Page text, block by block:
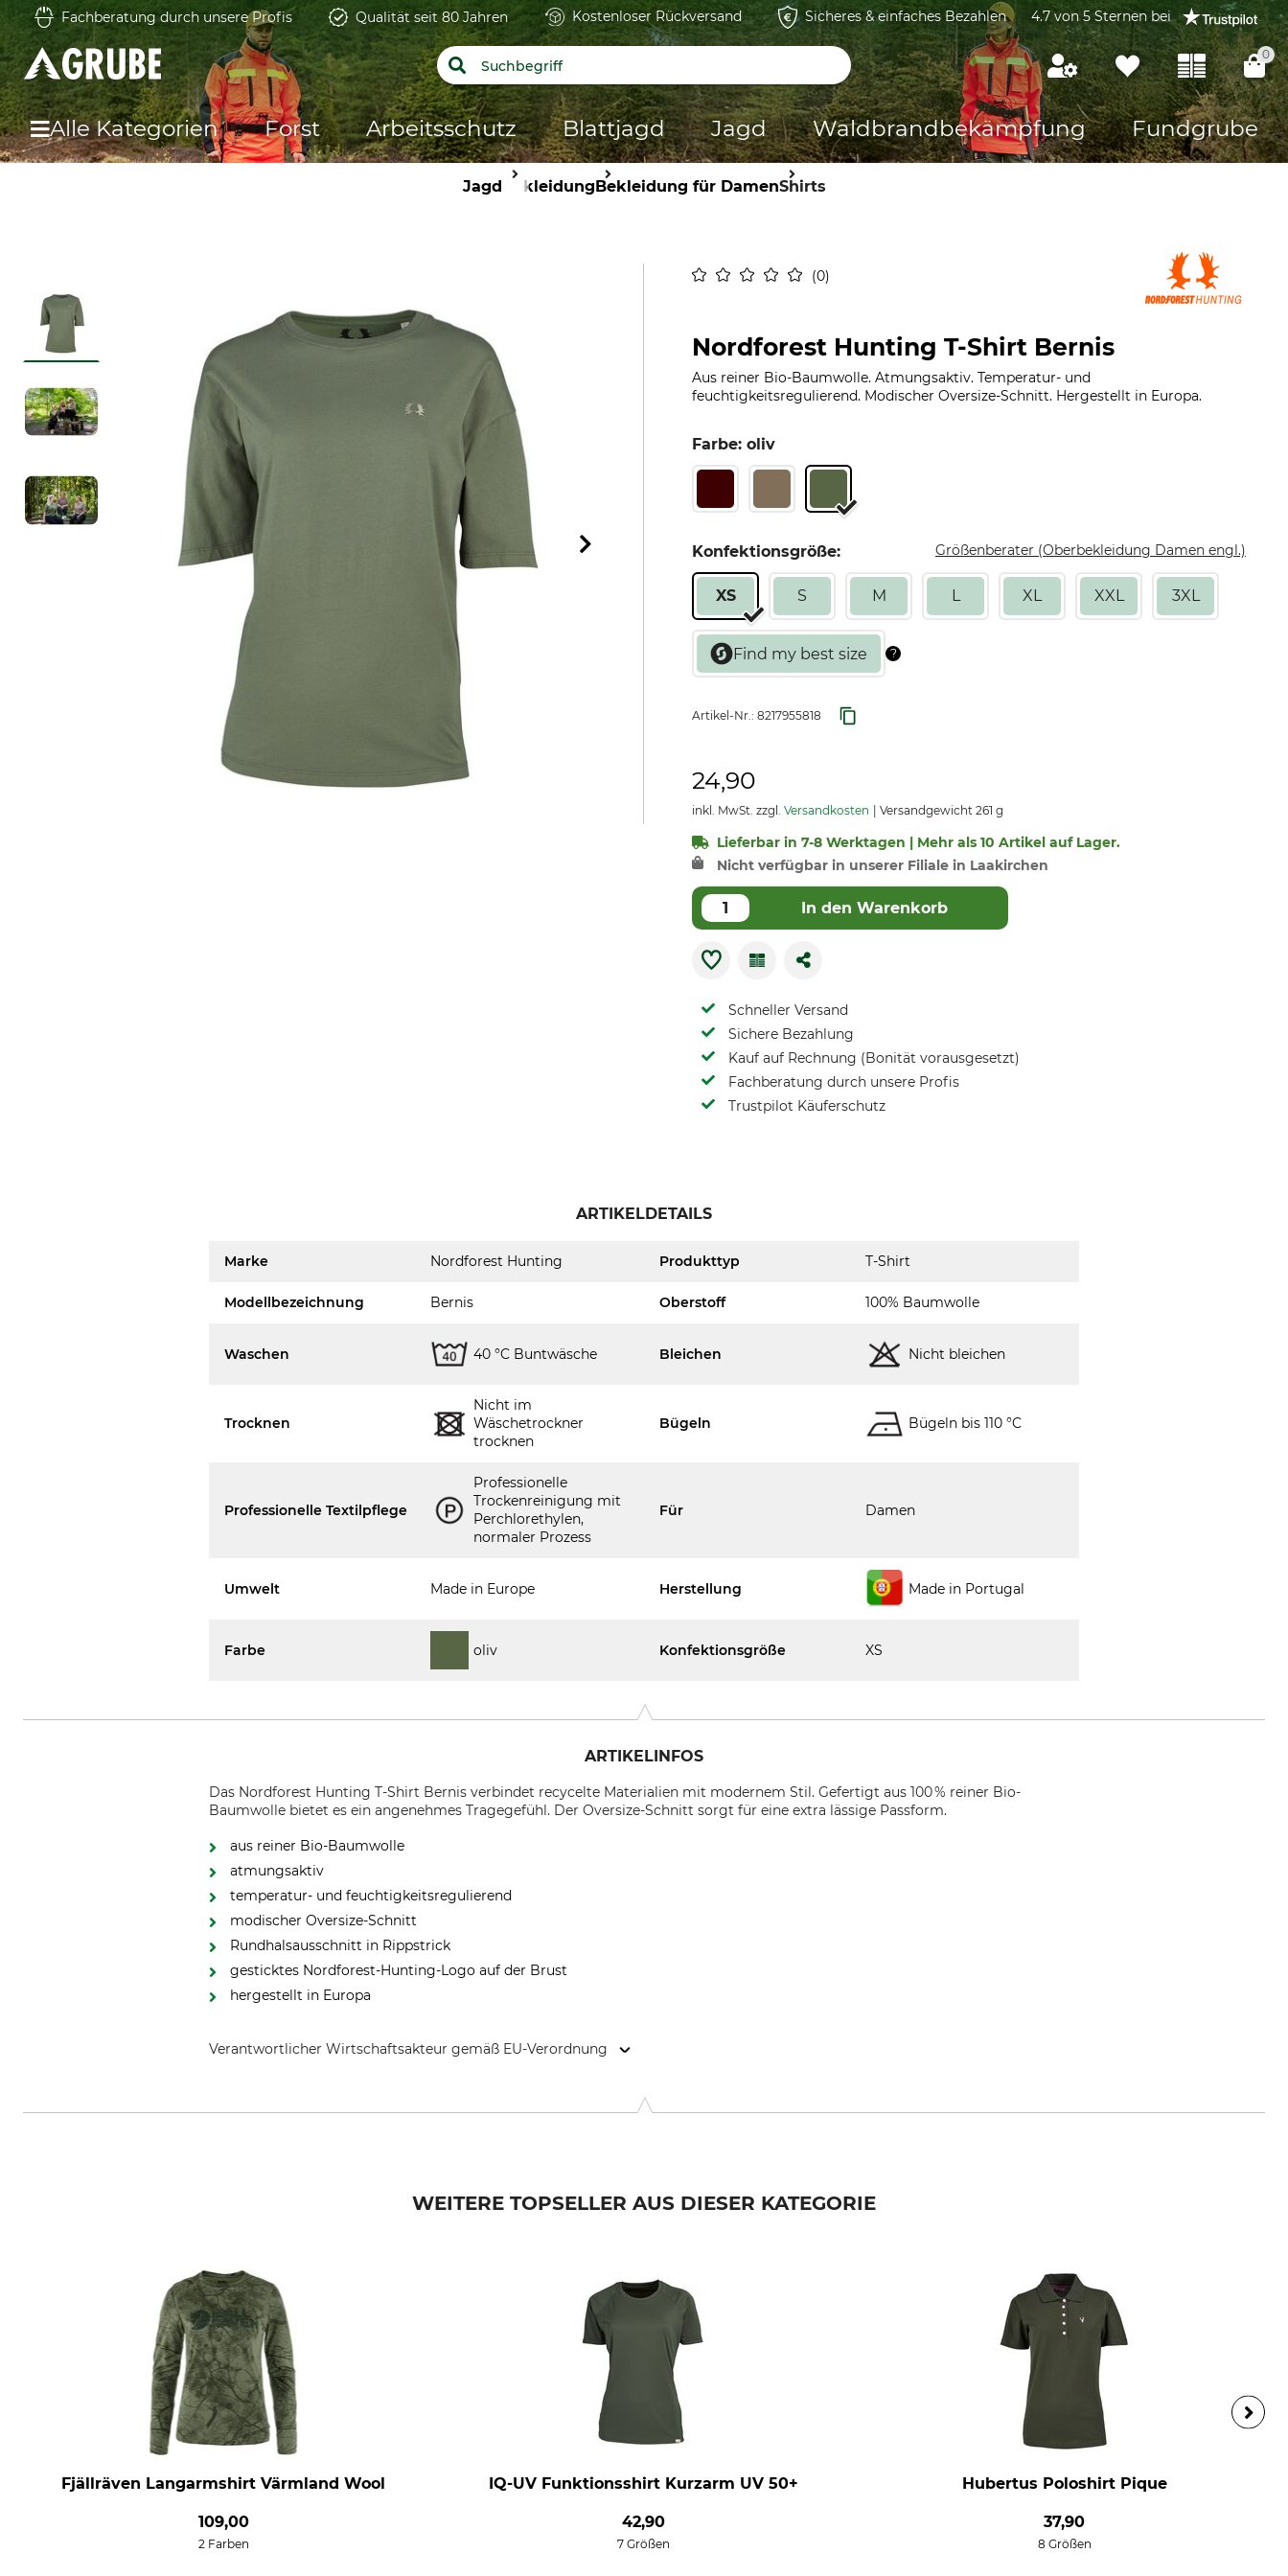
Fachberatung durch unsere Profis Qualität seit 80 Jahren Kostenloser Rückversand Sicheres & einfaches Bezahlen 4.7 von 5 Sternen bei
0
Alle Kategorien Forst Arbeitsschutz Blattjagd Jagd Waldbrandbekämpfung Fundgrube
Jagd BekleidungBekleidung für DamenShirts
0
Nordforest Hunting T-Shirt Bernis
Aus reiner Bio-Baumwolle. Atmungsaktiv. Temperatur- und
feuchtigkeitsregulierend. Modischer Oversize-Schnitt. Hergestellt in Europa.
Farbe: oliv
Konfektionsgröße: Größenberater (Oberbekleidung Damen engl.)
XS S M L XL XXL 3XL
Artikel-Nr.: 8217955818
24,90
inkl. MwSt. zzgl. Versandkosten Versandgewicht 261 g
Lieferbar in 7-8 Werktagen | Mehr als 10 Artikel auf Lager.
Nicht verfügbar in unserer Filiale in Laakirchen
In den Warenkorb
Schneller Versand
Sichere Bezahlung
Kauf auf Rechnung (Bonität vorausgesetzt)
Fachberatung durch unsere Profis
Trustpilot Käuferschutz
ARTIKELDETAILS
Marke Nordforest Hunting Produkttyp T-Shirt
Modellbezeichnung Bernis Oberstoff 100% Baumwolle
Waschen 40 °C Buntwäsche Bleichen Nicht bleichen
Trocknen
Nicht im
Wäschetrockner
trocknen
Bügeln Bügeln bis 110 °C
Professionelle Textilpflege
Professionelle
Trockenreinigung mit
Perchlorethylen,
normaler Prozess
Für Damen
Umwelt Made in Europe Herstellung Made in Portugal
Farbe oliv Konfektionsgröße XS
ARTIKELINFOS
Das Nordforest Hunting T-Shirt Bernis verbindet recycelte Materialien mit modernem Stil. Gefertigt aus 100 % reiner Bio-
Baumwolle bietet es ein angenehmes Tragegefühl. Der Oversize-Schnitt sorgt für eine extra lässige Passform.
aus reiner Bio-Baumwolle
atmungsaktiv
temperatur- und feuchtigkeitsregulierend
modischer Oversize-Schnitt
Rundhalsausschnitt in Rippstrick
gesticktes Nordforest-Hunting-Logo auf der Brust
hergestellt in Europa
Verantwortlicher Wirtschaftsakteur gemäß EU-Verordnung
WEITERE TOPSELLER AUS DIESER KATEGORIE
Fjällräven Langarmshirt Värmland Wool
109,00
2 Farben
IQ-UV Funktionsshirt Kurzarm UV 50+
42,90
7 Größen
Hubertus Poloshirt Pique
37,90
8 Größen